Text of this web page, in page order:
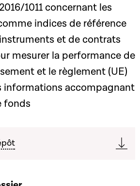
1011 concernant les
indices de référence
et de contrats
mesurer la performance de
et le règlement (UE)
informations accompagnant
fonds